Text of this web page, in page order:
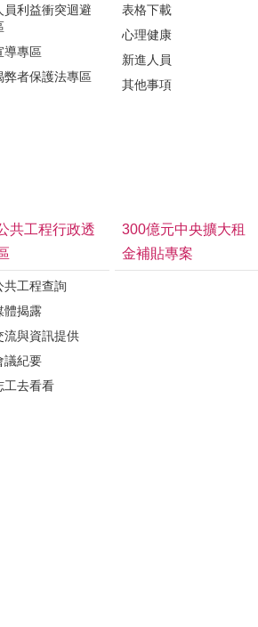
員利益衝突迴避
導專區
弊者保護法專區
表格下載
心理健康
新進人員
其他事項
共工程行政透
共工程查詢
體揭露
流與資訊提供
議紀要
工去看看
300億元中央擴大租
金補貼專案